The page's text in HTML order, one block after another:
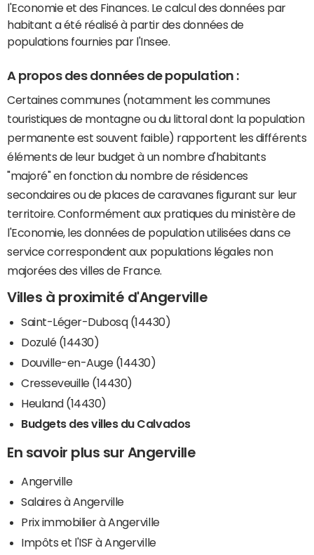
l'Economie et des Finances. Le calcul des données par
habitant a été réalisé à partir des données de
populations fournies par l'Insee.
A propos des données de population :
Certaines communes (notamment les communes
touristiques de montagne ou du littoral dont la population
permanente est souvent faible) rapportent les différents
éléments de leur budget à un nombre d'habitants
"majoré" en fonction du nombre de résidences
secondaires ou de places de caravanes figurant sur leur
territoire. Conformément aux pratiques du ministère de
l'Economie, les données de population utilisées dans ce
service correspondent aux populations légales non
majorées des villes de France.
Villes à proximité d'Angerville
Saint-Léger-Dubosq (14430)
Dozulé (14430)
Douville-en-Auge (14430)
Cresseveuille (14430)
Heuland (14430)
Budgets des villes du Calvados
En savoir plus sur Angerville
Angerville
Salaires à Angerville
Prix immobilier à Angerville
Impôts et l'ISF à Angerville